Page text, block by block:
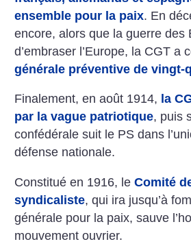
ensemble pour la paix. En
encore, alors que la guerre des
d’embraser l’Europe, la CGT a
générale préventive de vingt-
Finalement, en août 1914, la
par la vague patriotique, puis
confédérale suit le PS dans
défense nationale.
Constitué en 1916, leComité
syndicaliste, qui ira jusqu’à
générale pour la paix, sauve
mouvement ouvrier.